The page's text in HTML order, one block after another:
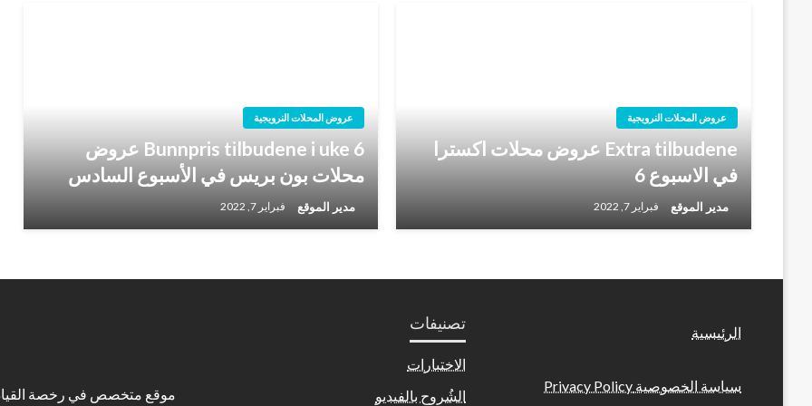
عروض المحلات النرويجية
Extra tilbudene عروض محلات اكسترا
في الاسبوع 6
مدير الموقع فبراير 7, 2022
عروض المحلات النرويجية
Bunnpris tilbudene i uke 6 عروض
محلات بون بريس في الأسبوع السادس
مدير الموقع فبراير 7, 2022
الرئيسية
سياسة الخصوصية Privacy Policy
تصنيفات
الاختبارات
الشُروح بالفيديو
موقع متخصص في رخصة